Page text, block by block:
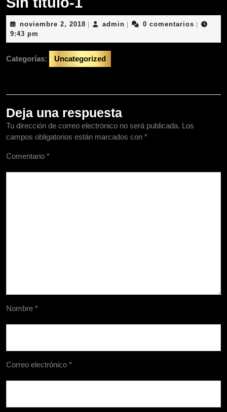
noviembre 2, 2018 noviembre
2018
admin admin0 comentarios
9:43 pm
Categorías: Uncategorized
Deja una respuesta
Tu dirección de correo electrónico no será publicada. Los
campos obligatorios están marcados con *
Comentario *
Nombre *
Correo electrónico *